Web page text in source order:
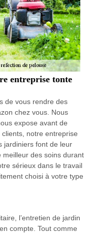
entreprise tonte
de vous rendre des
chez vous. Nous
expose avant de
notre entreprise
jardiniers font de leur
meilleur des soins durant
sérieux dans le travail
choisi à votre type
l’entretien de jardin
compte. Tout comme